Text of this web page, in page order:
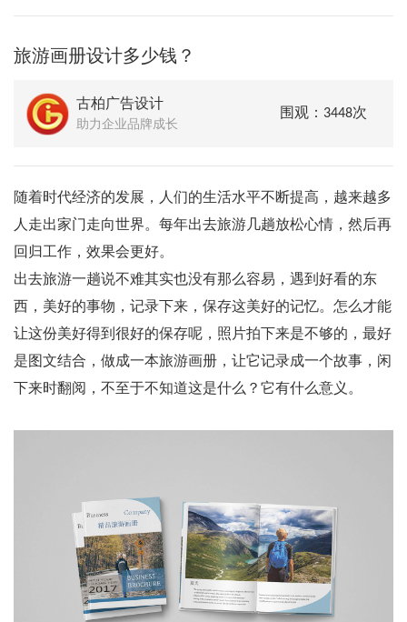
旅游画册设计多少钱？
古柏广告设计
助力企业品牌成长
围观：3448次
随着时代经济的发展，人们的生活水平不断提高，越来越多
人走出家门走向世界。每年出去旅游几趟放松心情，然后再
回归工作，效果会更好。
出去旅游一趟说不难其实也没有那么容易，遇到好看的东
西，美好的事物，记录下来，保存这美好的记忆。怎么才能
让这份美好得到很好的保存呢，照片拍下来是不够的，最好
是图文结合，做成一本旅游画册，让它记录成一个故事，闲
下来时翻阅，不至于不知道这是什么？它有什么意义。